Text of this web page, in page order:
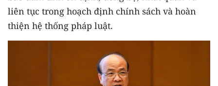
中文
FRANÇAIS
liên tục trong hoạch định chính sách và hoàn
thiện hệ thống pháp luật.